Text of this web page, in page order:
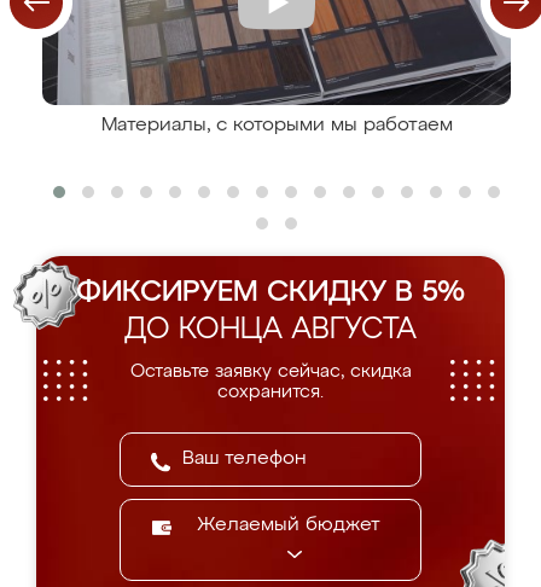
Материалы, с которыми мы работаем
ФИКСИРУЕМ СКИДКУ В 5%
ДО КОНЦА АВГУСТА
Оставьте заявку сейчас, скидка
сохранится.
Желаемый бюджет